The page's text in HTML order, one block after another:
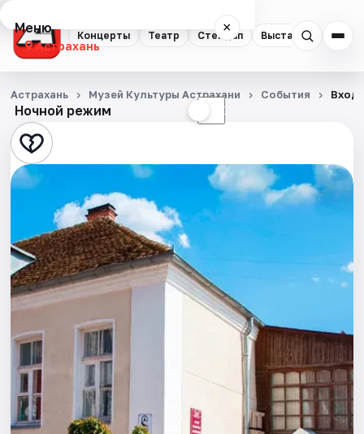
Концерты Театр Стендап Выставки
Меню ×
Астрахань
Концерты
Театр
Стендап
Выставки
Квесты
Экскурсии
Спорт
События
Города
Ночной режим ☾
Астрахань Музей Культуры Астрахани События